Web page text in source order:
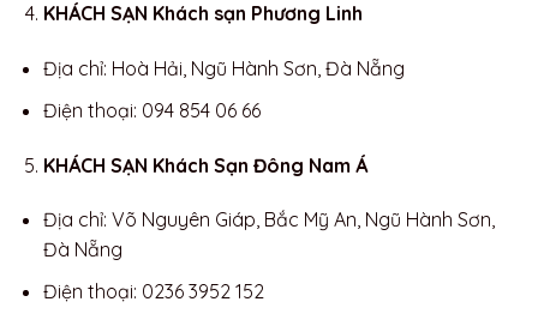
KHÁCH SẠN Khách sạn Phương Linh
Địa chỉ: Hoà Hải, Ngũ Hành Sơn, Đà Nẵng
Điện thoại: 094 854 06 66
KHÁCH SẠN Khách Sạn Đông Nam Á
Địa chỉ: Võ Nguyên Giáp, Bắc Mỹ An, Ngũ Hành Sơn,
Đà Nẵng
Điện thoại: 0236 3952 152